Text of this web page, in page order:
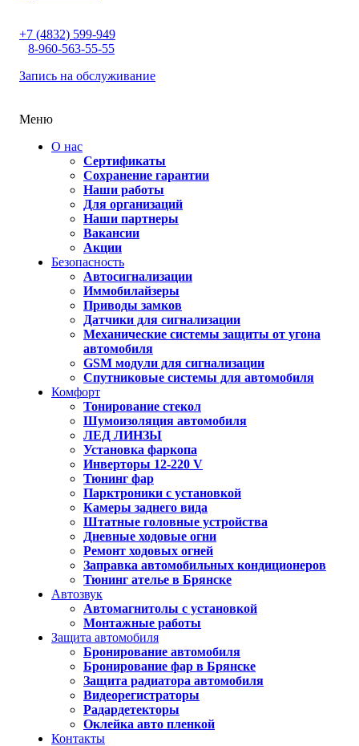
+7 (4832) 599-949
8-960-563-55-55
Запись на обслуживание
Меню
О нас
Сертификаты
Сохранение гарантии
Наши работы
Для организаций
Наши партнеры
Вакансии
Акции
Безопасность
Автосигнализации
Иммобилайзеры
Приводы замков
Датчики для сигнализации
Механические системы защиты от угона
автомобиля
GSM модули для сигнализации
Спутниковые системы для автомобиля
Комфорт
Тонирование стекол
Шумоизоляция автомобиля
ЛЕД ЛИНЗЫ
Установка фаркопа
Инверторы 12-220 V
Тюнинг фар
Парктроники с установкой
Камеры заднего вида
Штатные головные устройства
Дневные ходовые огни
Ремонт ходовых огней
Заправка автомобильных кондиционеров
Тюнинг ателье в Брянске
Автозвук
Автомагнитолы с установкой
Монтажные работы
Защита автомобиля
Бронирование автомобиля
Бронирование фар в Брянске
Защита радиатора автомобиля
Видеорегистраторы
Радардетекторы
Оклейка авто пленкой
Контакты